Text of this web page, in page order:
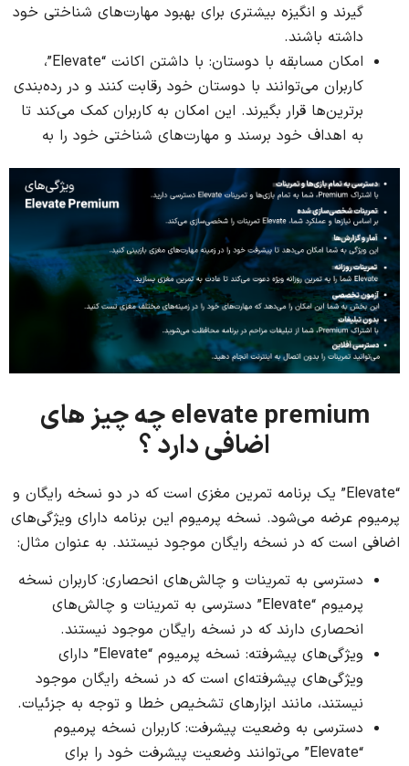
گیرند و انگیزه بیشتری برای بهبود مهارت‌های شناختی خود
داشته باشند.
امکان مسابقه با دوستان: با داشتن اکانت “Elevate”،
کاربران می‌توانند با دوستان خود رقابت کنند و در رده‌بندی
برترین‌ها قرار بگیرند. این امکان به کاربران کمک می‌کند تا
به اهداف خود برسند و مهارت‌های شناختی خود را به
elevate premium چه چیز های
اضافی دارد ؟
“Elevate” یک برنامه تمرین مغزی است که در دو نسخه رایگان و
پرمیوم عرضه می‌شود. نسخه پرمیوم این برنامه دارای ویژگی‌های
اضافی است که در نسخه رایگان موجود نیستند. به عنوان مثال:
دسترسی به تمرینات و چالش‌های انحصاری: کاربران نسخه
پرمیوم “Elevate” دسترسی به تمرینات و چالش‌های
انحصاری دارند که در نسخه رایگان موجود نیستند.
ویژگی‌های پیشرفته: نسخه پرمیوم “Elevate” دارای
ویژگی‌های پیشرفته‌ای است که در نسخه رایگان موجود
نیستند، مانند ابزارهای تشخیص خطا و توجه به جزئیات.
دسترسی به وضعیت پیشرفت: کاربران نسخه پرمیوم
“Elevate” می‌توانند وضعیت پیشرفت خود را برای